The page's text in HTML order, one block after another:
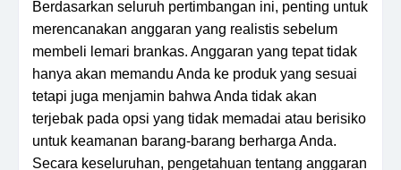
Berdasarkan seluruh pertimbangan ini, penting untuk
merencanakan anggaran yang realistis sebelum
membeli lemari brankas. Anggaran yang tepat tidak
hanya akan memandu Anda ke produk yang sesuai
tetapi juga menjamin bahwa Anda tidak akan
terjebak pada opsi yang tidak memadai atau berisiko
untuk keamanan barang-barang berharga Anda.
Secara keseluruhan, pengetahuan tentang anggaran